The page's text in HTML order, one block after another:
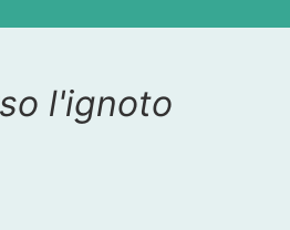
l'ignoto